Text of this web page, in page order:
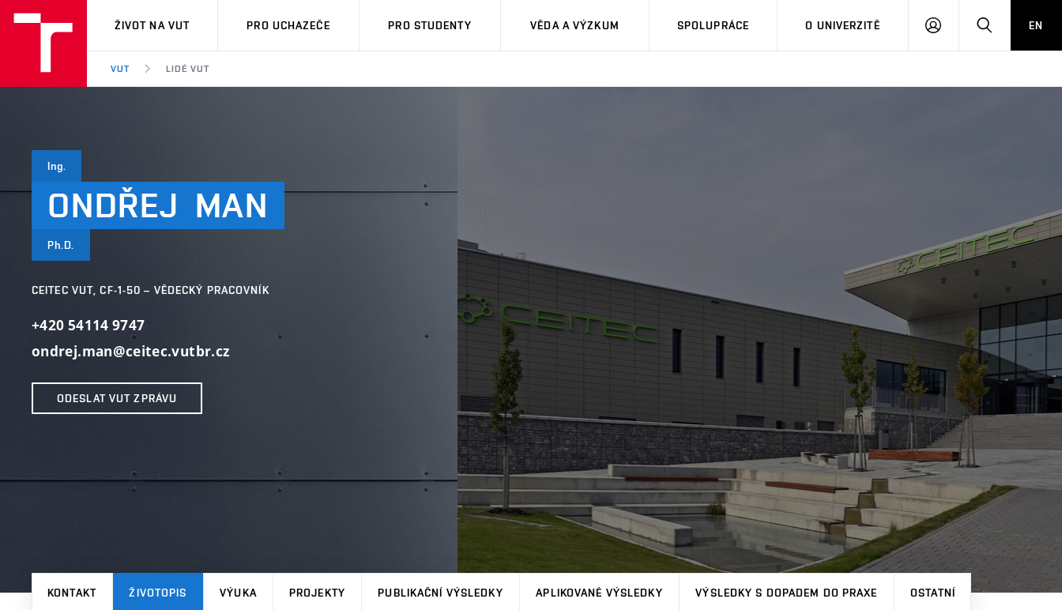
VUT
ŽIVOT NA VUT PRO UCHAZEČE PRO STUDENTY VĚDA A VÝZKUM SPOLUPRÁCE O UNIVERZITĚ
PŘIHLÁSIT HLEDATEN
VUT LIDÉ VUT
Ing.
ONDŘEJ MAN
Ph.D.
CEITEC VUT, CF-1-50 – VĚDECKÝ PRACOVNÍK
+420 54114 9747
ondrej.man@ceitec.vutbr.cz
ODESLAT VUT ZPRÁVU
KONTAKT ŽIVOTOPIS VÝUKA PROJEKTY PUBLIKAČNÍ VÝSLEDKY APLIKOVANÉ VÝSLEDKY VÝSLEDKY S DOPADEM DO PRAXE OSTATNÍ